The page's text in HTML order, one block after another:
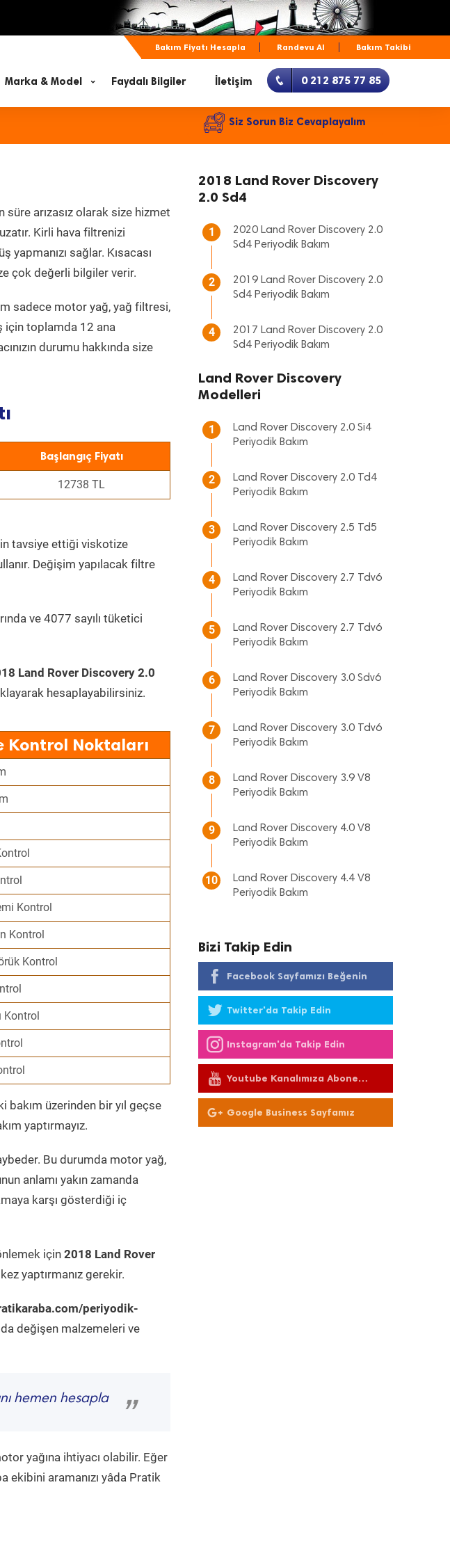
Bakım Fiyatı Hesapla Randevu Al Bakım Takibi
Marka & Model Faydalı Bilgiler İletişim 0 212 875 77 85
Siz Sorun Biz Cevaplayalım
süre arızasız olarak size hizmet
Kirli hava filtrenizi
sağlar. Kısacası
çok değerli bilgiler verir.
sadece motor yağ, yağ filtresi,
için toplamda 12 ana
durumu hakkında size
Başlangıç Fiyatı
12738 TL
tavsiye ettiği viskotize
Değişim yapılacak filtre
ve 4077 sayılı tüketici
Land Rover Discovery 2.0
hesaplayabilirsiniz.
Kontrol Noktaları
Kontrol
Kontrol
Kontrol
Kontrol
bakım üzerinden bir yıl geçse
yaptırmayız.
Bu durumda motor yağ,
anlamı yakın zamanda
karşı gösterdiği iç
için 2018 Land Rover
yaptırmanız gerekir.
periyodik-
değişen malzemeleri ve
hemen hesapla
”
yağına ihtiyacı olabilir. Eğer
ekibini aramanızı yâda Pratik
2018 Land Rover Discovery
2.0 Sd4
1
2020 Land Rover Discovery 2.0
Sd4 Periyodik Bakım
2
2019 Land Rover Discovery 2.0
Sd4 Periyodik Bakım
4
2017 Land Rover Discovery 2.0
Sd4 Periyodik Bakım
Land Rover Discovery
Modelleri
1
Land Rover Discovery 2.0 Si4
Periyodik Bakım
2
Land Rover Discovery 2.0 Td4
Periyodik Bakım
3
Land Rover Discovery 2.5 Td5
Periyodik Bakım
4
Land Rover Discovery 2.7 Tdv6
Periyodik Bakım
5
Land Rover Discovery 2.7 Tdv6
Periyodik Bakım
6
Land Rover Discovery 3.0 Sdv6
Periyodik Bakım
7
Land Rover Discovery 3.0 Tdv6
Periyodik Bakım
8
Land Rover Discovery 3.9 V8
Periyodik Bakım
9
Land Rover Discovery 4.0 V8
Periyodik Bakım
10
Land Rover Discovery 4.4 V8
Periyodik Bakım
Bizi Takip Edin
Facebook Sayfamızı Beğenin
Twitter'da Takip Edin
Instagram'da Takip Edin
Youtube Kanalımıza Abone
Olun
Google Business Sayfamız